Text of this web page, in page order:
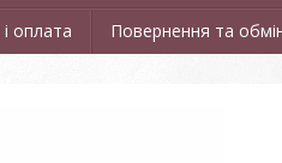
оплата Повернення та